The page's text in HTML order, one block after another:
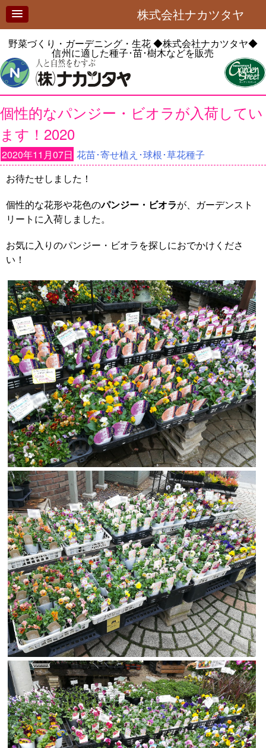
株式会社ナカツタヤ
野菜づくり・ガーデニング・生花◆株式会社ナカツタヤ◆
信州に適した種子･苗･樹木などを販売
個性的なパンジー・ビオラが入荷してい
ます！2020
2020年11月07日 花苗･寄せ植え･球根･草花種子
お待たせしました！
個性的な花形や花色のパンジー・ビオラが、ガーデンスト
リートに入荷しました。
お気に入りのパンジー・ビオラを探しにおでかけくださ
い！